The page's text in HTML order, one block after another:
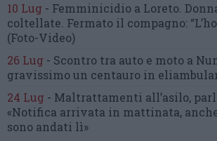
10 Lug - Femminicidio a Loreto.
coltellate. Fermato il compagno:
(Foto-Video)
26 Lug - Scontro tra auto e moto a
gravissimo un centauro in
24 Lug - Maltrattamenti all’asilo,
«Notifica arrivata in mattinata,
sono andati lì»